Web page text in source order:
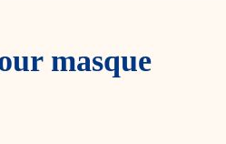
masque